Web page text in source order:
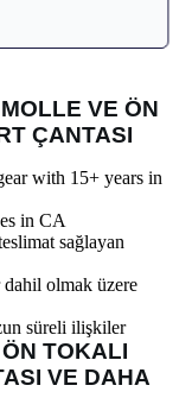
VE ÖN
ÇANTASI
with 15+ years in
in CA
sağlayan
olmak üzere
süreli ilişkiler
TOKALI
VE DAHA